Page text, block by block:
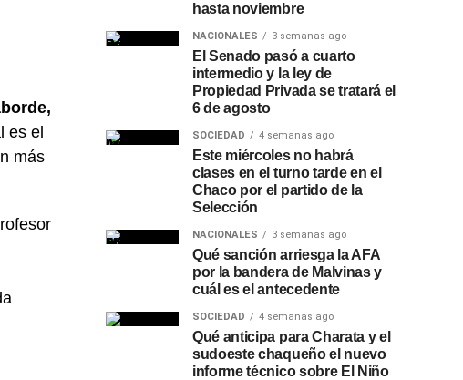
es el
más
hasta noviembre
NACIONALES 3 semanas ago
El Senado pasó a cuarto
intermedio y la ley de
Propiedad Privada se tratará el
6 de agosto
SOCIEDAD 4 semanas ago
Este miércoles no habrá
clases en el turno tarde en el
Chaco por el partido de la
Selección
NACIONALES 3 semanas ago
Qué sanción arriesga la AFA
por la bandera de Malvinas y
cuál es el antecedente
SOCIEDAD 4 semanas ago
Qué anticipa para Charata y el
sudoeste chaqueño el nuevo
informe técnico sobre El Niño